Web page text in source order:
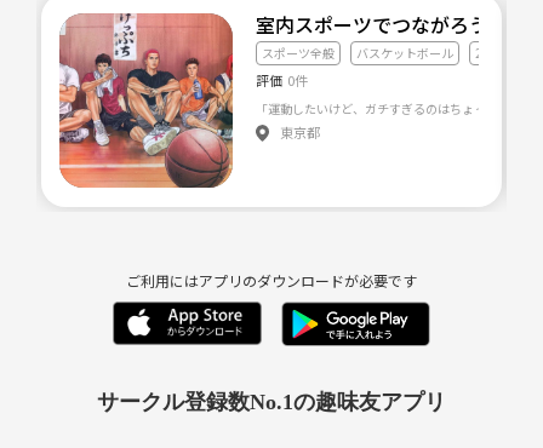
年会費：15000円（2017年度） 入団時期により割引あり！！ ※マネー
ジャーは会費0円です！！
活動日：日曜日 （メンバーの予定次第で 土曜日にも練習しています）
試合数：年間約25試合前後 年に１回遠征を行っております（昨年は仙
台へ行きました！！）
友達同士でも構いません！！ チームのコンセプトとしては、 「強く楽
しくかっこよく」をモットーとしています。 ただ、部活みたいにガチガ
チにやっているわけではないのでご安心を！！笑 男女不問で大歓迎で
連絡先：WILLYZ代表 新井 《メールアドレス削除》
YouTubeに試合動画をアップしておりますので、是非ご覧になってみて
室内スポーツでつながろう⛹️‍♂️
スポーツ全般 バスケットボール 20代友達づ
評価 0件
東京都
ご利用にはアプリのダウンロードが必要です
サークル登録数No.1の趣味友アプリ